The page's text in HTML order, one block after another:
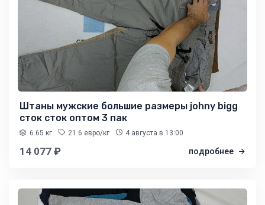
Штаны мужские большие размеры johny bigg
сток сток оптом 3 пак
6.65 кг 21.6 евро/кг 4 августа в 13:00
14 077 ₽ подробнее